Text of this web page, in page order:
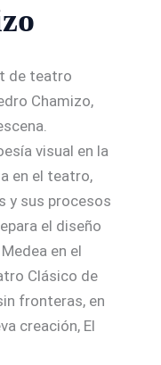
de teatro
Chamizo,
visual en la
en el teatro,
y sus procesos
el diseño
en el
Clásico de
fronteras, en
creación, El